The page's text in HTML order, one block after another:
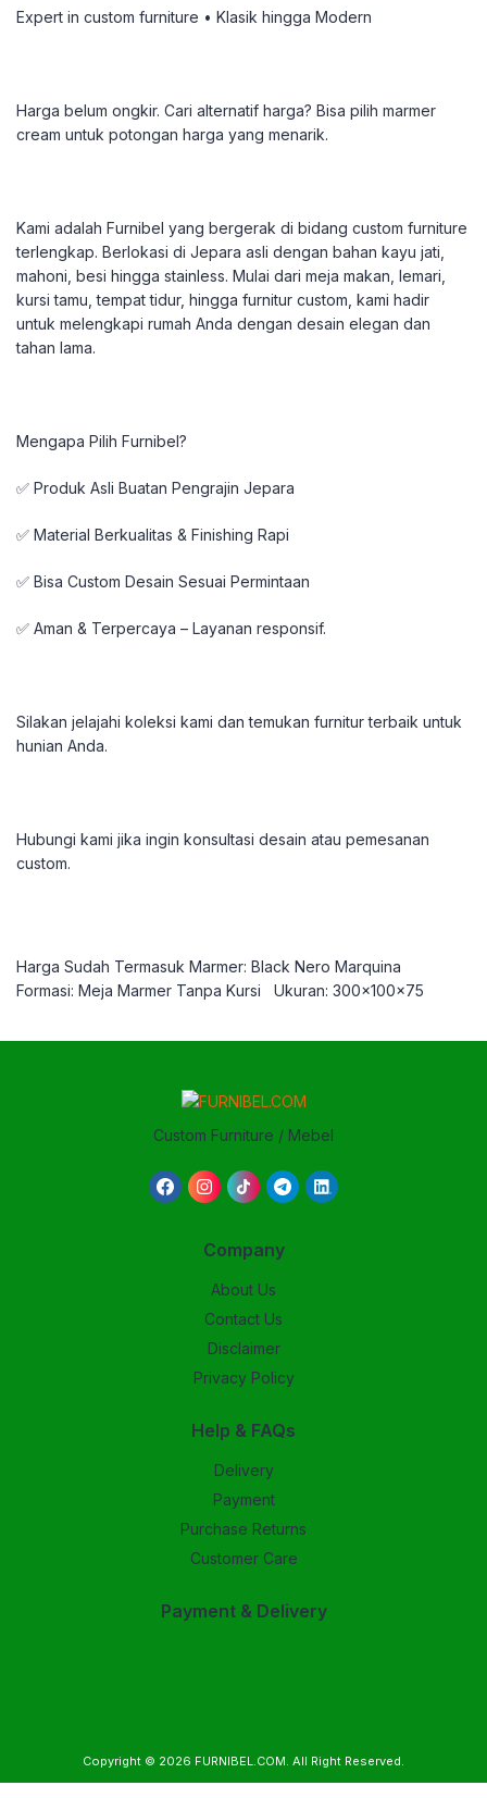
Expert in custom furniture • Klasik hingga Modern
Harga belum ongkir. Cari alternatif harga? Bisa pilih marmer
cream untuk potongan harga yang menarik.
Kami adalah Furnibel yang bergerak di bidang custom furniture
terlengkap. Berlokasi di Jepara asli dengan bahan kayu jati,
mahoni, besi hingga stainless. Mulai dari meja makan, lemari,
kursi tamu, tempat tidur, hingga furnitur custom, kami hadir
untuk melengkapi rumah Anda dengan desain elegan dan
tahan lama.
Mengapa Pilih Furnibel?
✅ Produk Asli Buatan Pengrajin Jepara
✅ Material Berkualitas & Finishing Rapi
✅ Bisa Custom Desain Sesuai Permintaan
✅ Aman & Terpercaya – Layanan responsif.
Silakan jelajahi koleksi kami dan temukan furnitur terbaik untuk
hunian Anda.
Hubungi kami jika ingin konsultasi desain atau pemesanan
custom.
Harga Sudah Termasuk Marmer: Black Nero Marquina
Formasi: Meja Marmer Tanpa Kursi
Ukuran: 300x100x75
Custom Furniture / Mebel
Company
About Us
Contact Us
Disclaimer
Privacy Policy
Help & FAQs
Delivery
Payment
Purchase Returns
Customer Care
Payment & Delivery
Copyright © 2026 FURNIBEL.COM. All Right Reserved.